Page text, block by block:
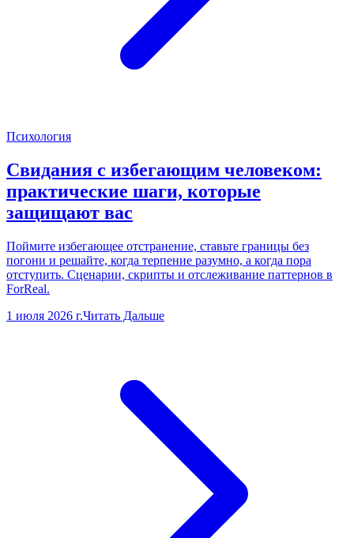
Психология
Свидания с избегающим человеком:
практические шаги, которые
защищают вас
Поймите избегающее отстранение, ставьте границы без
погони и решайте, когда терпение разумно, а когда пора
отступить. Сценарии, скрипты и отслеживание паттернов в
ForReal.
1 июля 2026 г.Читать Дальше